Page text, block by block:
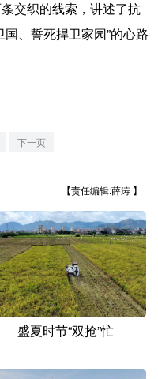
亚太网 上市公司
江西
湖北 湖南
海南 重庆
云南 西藏
青海 宁夏
交织的线索，讲述了抗
、誓死捍卫家园”的心路
下一页
【责任编辑:薛涛 】
盛夏时节“双抢”忙